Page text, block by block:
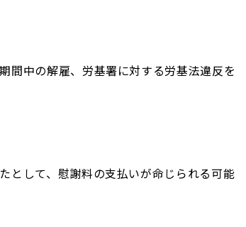
間中の解雇、労基署に対する労基法違反を
として、慰謝料の支払いが命じられる可能